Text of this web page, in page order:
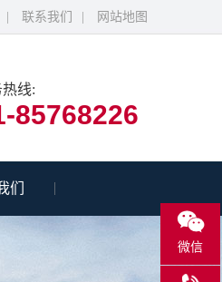
联系我们 网站地图
线:
85768226
们
微信